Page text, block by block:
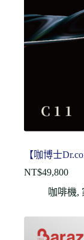
【咖博士
NT$49,800
咖啡機,